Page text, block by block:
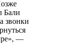
Бали
звонки
—